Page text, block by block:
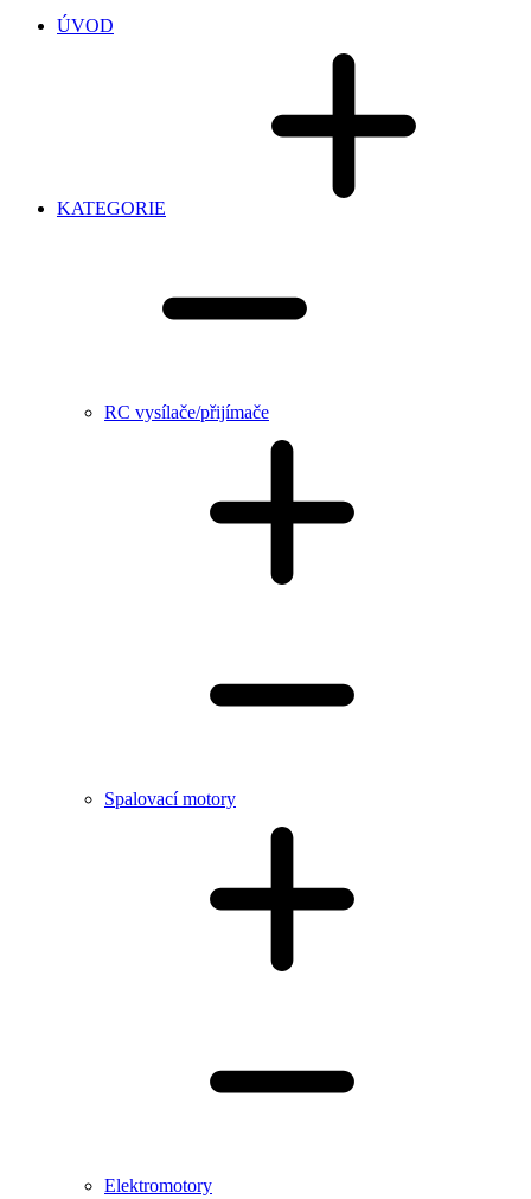
ÚVOD
KATEGORIE
RC vysílače/přijímače
Spalovací motory
Elektromotory